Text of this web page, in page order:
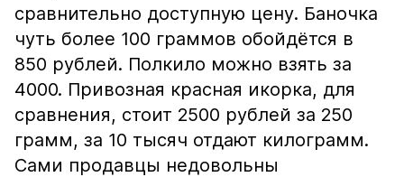
сравнительно доступную цену. Баночка
чуть более 100 граммов обойдётся в
850 рублей. Полкило можно взять за
4000. Привозная красная икорка, для
сравнения, стоит 2500 рублей за 250
грамм, за 10 тысяч отдают килограмм.
Сами продавцы недовольны